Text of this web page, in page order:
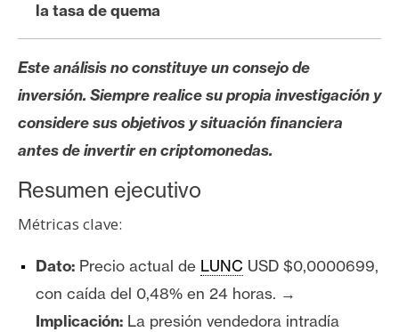
P
r
e
n
a
T
a
la tasa de quema
Este análisis no constituye un consejo de
inversión. Siempre realice su propia investigación y
considere sus objetivos y situación financiera
antes de invertir en criptomonedas.
Resumen ejecutivo
Métricas clave:
Dato: Precio actual de LUNC USD $0,0000699,
con caída del 0,48% en 24 horas. →
Implicación: La presión vendedora intradía